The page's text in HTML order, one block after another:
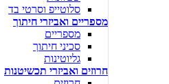
סלוטייפ וסרטי בד
מספריים ואביזרי חיתוך
מספריים
סכיני חיתוך
גליוטינות
חרוזים ואביזרי תכשיטנות